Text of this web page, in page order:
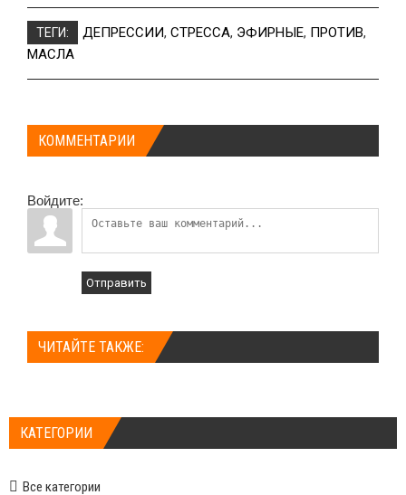
ТЕГИ: ДЕПРЕССИИ, СТРЕССА, ЭФИРНЫЕ, ПРОТИВ,
МАСЛА
КОММЕНТАРИИ
Войдите:
Отправить
ЧИТАЙТЕ ТАКЖЕ:
КАТЕГОРИИ
Все категории